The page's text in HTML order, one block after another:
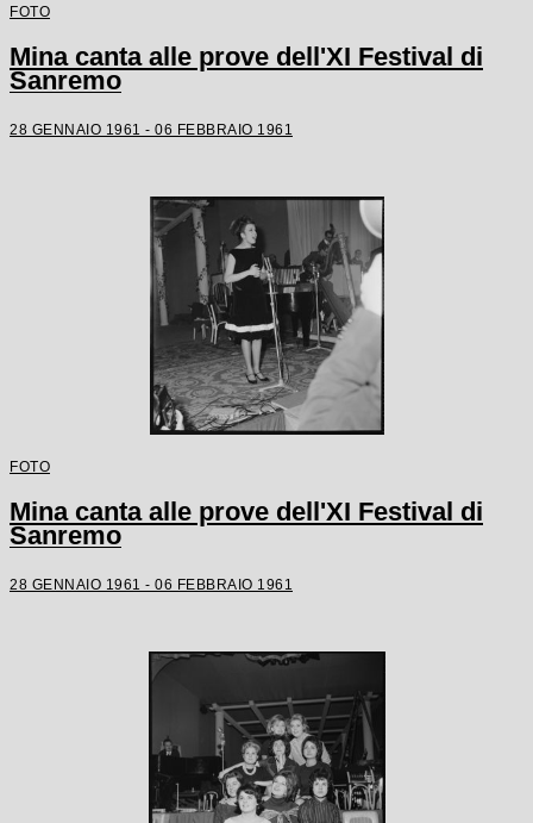
FOTO
Mina canta alle prove dell'XI Festival di
Sanremo
28 GENNAIO 1961 - 06 FEBBRAIO 1961
FOTO
Mina canta alle prove dell'XI Festival di
Sanremo
28 GENNAIO 1961 - 06 FEBBRAIO 1961